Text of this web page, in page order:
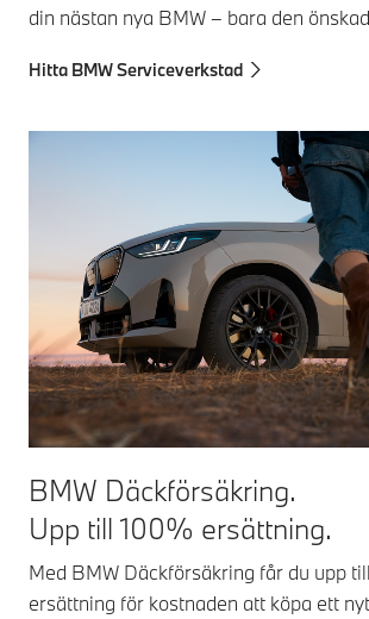
din nästan nya BMW – bara den
Hitta BMW Serviceverkstad
BMW Däckförsäkring.
Upp till 100% ersättning.
Med BMW Däckförsäkring får du upp
ersättning för kostnaden att köpa ett